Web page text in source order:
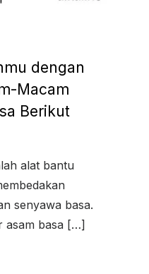
dengan
Macam
Berikut
alat bantu
senyawa basa.
asam basa […]